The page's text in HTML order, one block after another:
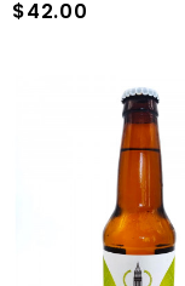
Precio
$42.00